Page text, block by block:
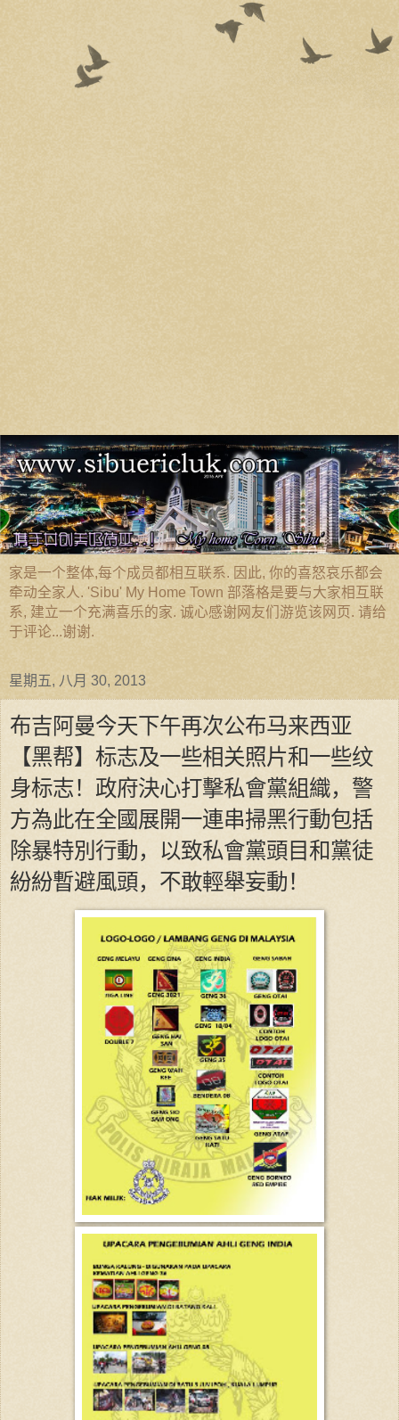
家是一个整体,每个成员都相互联系. 因此, 你的喜怒哀乐都会
牵动全家人. 'Sibu' My Home Town 部落格是要与大家相互联
系, 建立一个充满喜乐的家. 诚心感谢网友们游览该网页. 请给
于评论...谢谢.
星期五, 八月 30, 2013
布吉阿曼今天下午再次公布马来西亚
【黑帮】标志及一些相关照片和一些纹
身标志！政府決心打擊私會黨組織，警
方為此在全國展開一連串掃黑行動包括
除暴特別行動，以致私會黨頭目和黨徒
紛紛暫避風頭，不敢輕舉妄動！